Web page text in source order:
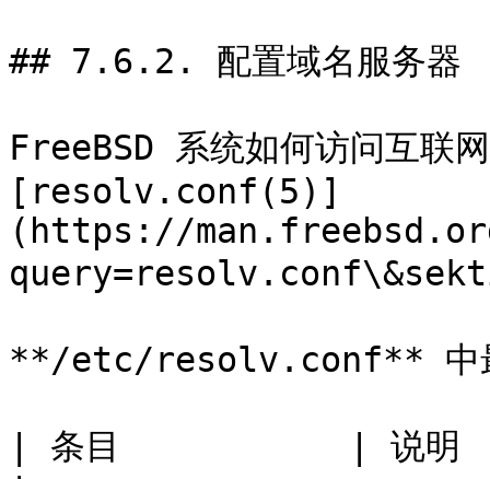
## 7.6.2. 配置域名服务器
FreeBSD 系统如何访问互联
[resolv.conf(5)]
(https://
**/etc/resolv.conf** 中最
| 条目           | 说明